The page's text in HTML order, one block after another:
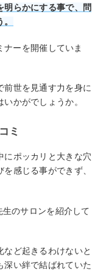
明らかにする事で、問
ーを開催していま
前世を見通す力を身に
かがでしょうか。
ミ
にポッカリと大きな穴
感じる事ができず、
のサロンを紹介して
ど起きるわけないと
深い絆で結ばれていた